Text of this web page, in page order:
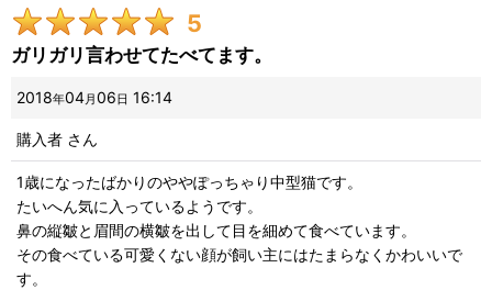
5
ガリガリ言わせてたべてます。
2018年04月 06 日 16:14
購入者 さん
1歳になったばかりのややぽっちゃり中型猫です。
たいへん気に入っているようです。
鼻の縦皺と眉間の横皺を出して目を細めて食べています。
その食べている可愛くない顔が飼い主にはたまらなくかわいいで
す。